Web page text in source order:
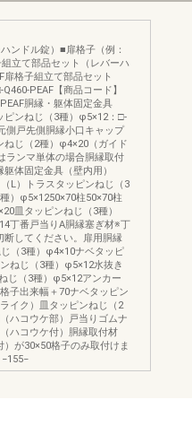
ンドル錠）■扉格子（例：
立て部品セット（レバーハ
扉格子組立て部品セット
PEAF【商品コード】
胴縁・躯体固定金具
ピンねじ（3種）φ5×12：□-
側戸先側胴縁小口キャップ
ねじ（2種）φ4×20（ガイド
ンマ単体の場合胴縁取付
体固定金具（壁内用）
L）トラスタッピンねじ（3
）φ5×1250×70柱50×70柱
皿タッピンねじ（3種）
丁番戸当りA胴縁塞ぎ材※丁
してください。扉用胴縁
（3種）φ4×10ナベタッピ
ねじ（3種）φ5×12水抜き
じ（3種）φ5×12アンカー
子出来幅＋70ナベタッピン
イク）皿タッピンねじ（2
ハコウケ部）戸当りゴムナ
ハコウケ付）胴縁取付材
）が30×50格子のみ取付けま